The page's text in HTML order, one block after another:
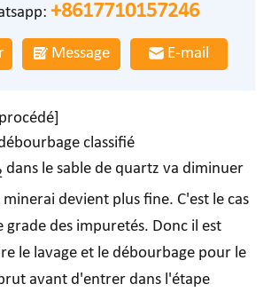
+8617710157246
Message E-mail
classifié
dans le sable de quartz va diminuer
devient plus fine. C'est le cas
des impuretés. Donc il est
le lavage et le débourbage pour le
avant d'entrer dans l'étape